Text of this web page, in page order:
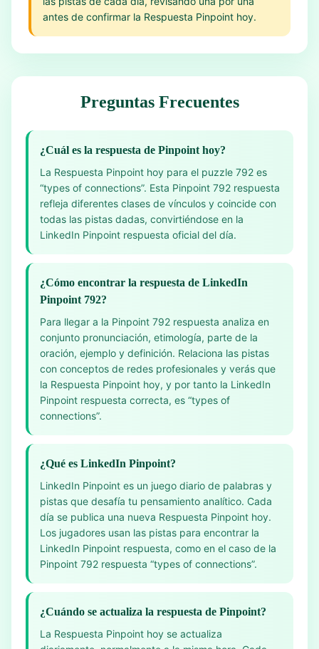
antes de confirmar la Respuesta Pinpoint hoy.
Preguntas Frecuentes
¿Cuál es la respuesta de Pinpoint hoy?
La Respuesta Pinpoint hoy para el puzzle 792 es
“types of connections”. Esta Pinpoint 792 respuesta
refleja diferentes clases de vínculos y coincide con
todas las pistas dadas, convirtiéndose en la
LinkedIn Pinpoint respuesta oficial del día.
¿Cómo encontrar la respuesta de LinkedIn
Pinpoint 792?
Para llegar a la Pinpoint 792 respuesta analiza en
conjunto pronunciación, etimología, parte de la
oración, ejemplo y definición. Relaciona las pistas
con conceptos de redes profesionales y verás que
la Respuesta Pinpoint hoy, y por tanto la LinkedIn
Pinpoint respuesta correcta, es “types of
connections”.
¿Qué es LinkedIn Pinpoint?
LinkedIn Pinpoint es un juego diario de palabras y
pistas que desafía tu pensamiento analítico. Cada
día se publica una nueva Respuesta Pinpoint hoy.
Los jugadores usan las pistas para encontrar la
LinkedIn Pinpoint respuesta, como en el caso de la
Pinpoint 792 respuesta “types of connections”.
¿Cuándo se actualiza la respuesta de Pinpoint?
La Respuesta Pinpoint hoy se actualiza